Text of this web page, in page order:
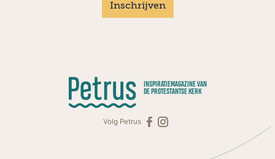
Inschrijven
INSPIRATIEMAGAZINE VAN
DE PROTESTANTSE KERK
Volg Petrus